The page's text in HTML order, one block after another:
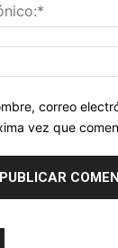
correo
vez que